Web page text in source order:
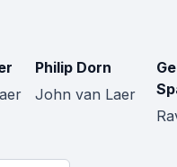
Philip Dorn
John van Laer